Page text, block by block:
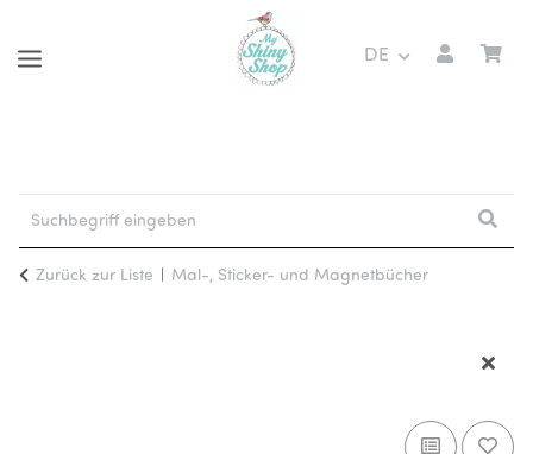
DE
Zurück zur Liste Mal-, Sticker- und Magnetbücher